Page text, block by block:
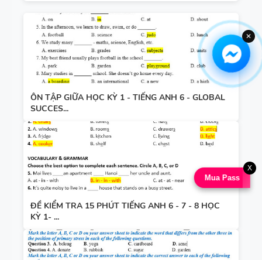
ÔN TẬP GIỮA HỌC KỲ 1 - TIẾNG ANH 6 - GLOBAL
SUCCES...
ĐỀ KIỂM TRA 15 PHÚT TIẾNG ANH 6 - 7 - 8 HỌC
KỲ 1- ...
Mua Pass
X
✕